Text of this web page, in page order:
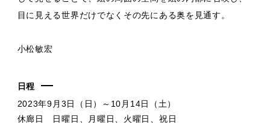
目に見える世界だけでなくその先にある奥を見通す。
小松敏宏
日程
2023年9月3日（日）～10月14日（土）
休廊日 日曜日、月曜日、火曜日、祝日